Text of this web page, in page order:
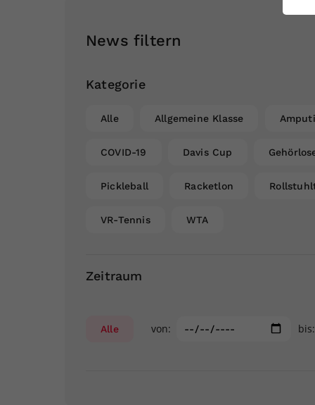
News filtern
Kategorie
Alle Allgemeine Klasse
COVID-19 Davis Cup
Pickleball Racketlon
VR-Tennis WTA
Zeitraum
Alle von: bis: